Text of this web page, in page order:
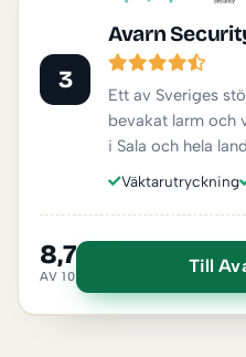
3
Avarn
Ett av Sveriges
bevakat larm och
i Sala och hela
Väktarutryckning
8,7
AV 10
Till